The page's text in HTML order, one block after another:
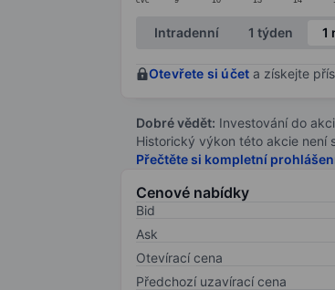
End of interactive chart.
Intradenní 1 týden 1
Otevřete si účet a získejte
Dobré vědět: Investování do
Historický výkon této akcie není
Přečtěte si kompletní
Cenové nabídky
Bid
Ask
Otevírací cena
Předchozí uzavírací cena